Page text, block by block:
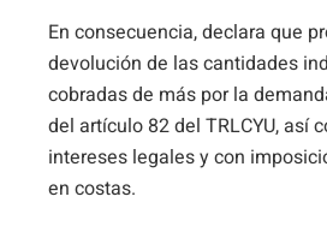
En consecuencia, declara que
devolución de las cantidades
cobradas de más por la
del artículo 82 del TRLCYU, así
intereses legales y con
en costas.